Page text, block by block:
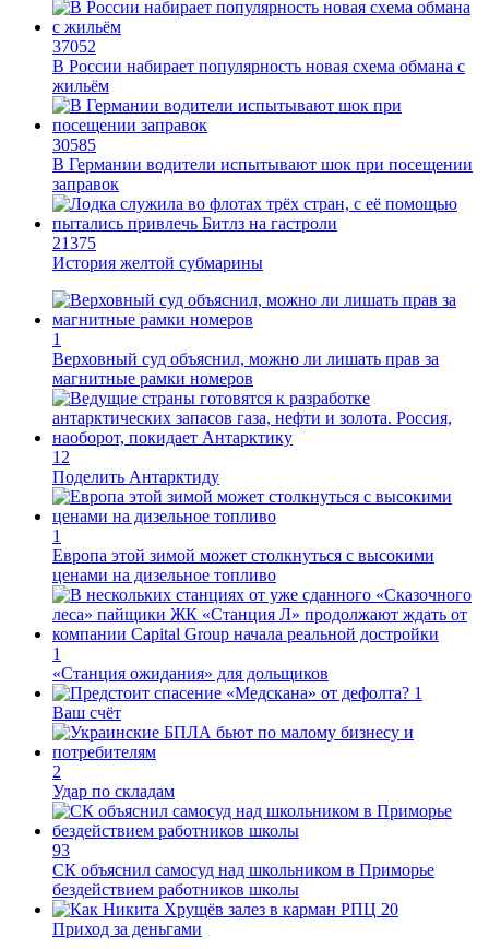
– Довольно вероятным представляется вариант
развития событий, при котором после ухода РЖД
железные дороги Армении быстро обретут
другого спонсора. Вряд ли Пашинян стал бы
провоцировать РЖД совсем без гарантий. В
сущности, это очередной и привычный уже
«слив» России бывшими союзниками.
Потерянные нами сателлиты ищут и обретают
новых хозяев, и никакая благодарность или даже
подаренная от щедрот Российского государства
значительная выгода их в этом не могут
остановить.
Юрий Баранчик, политолог
– Понятно, почему Пашинян хочет отжать актив
РЖД – в отместку за закрытие российских рынков.
Ну и вообще, чтобы ничего российского в стране
не осталось. Вместе с тем, если маленький
Пашинян отожмёт актив большой РЖД в
маленькой Армении, то о какой результативной
внешней политике России можно будет говорить в
принципе?
Поделиться ВКонтакте
Поделиться Моем Мире
Поделиться на Одноклассниках
Поделиться в WhatsApp
Поделиться в Viber
Поделиться в Telegram
Копировать текст статьи
Иван Дмитриев
Опубликовано: 08.08.2026 17:00
Отредактировано:
Экс-президент Финляндии отказался признать Россию
угрозой для Европы
Посол ты на!
Комментарии0
Новости smi2.ru
Последние новости
14:07
Самолёт-разведчик НАТО замечен у берегов Финского
залива